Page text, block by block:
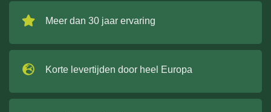
Meer dan 30 jaar ervaring
Korte levertijden door heel Europa